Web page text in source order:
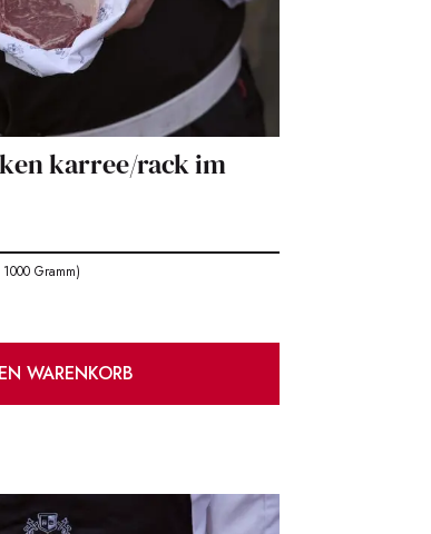
karree/rack im
Gramm)
WARENKORB